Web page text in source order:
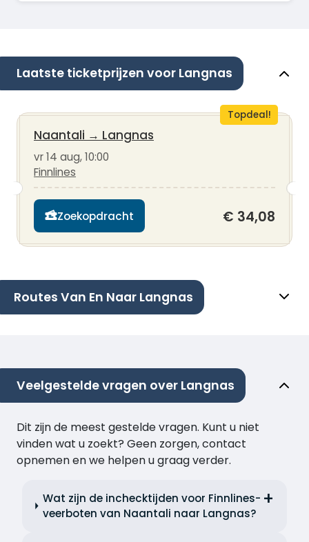
Laatste ticketprijzen voor Langnas
Topdeal!
Naantali → Langnas
vr 14 aug, 10:00
Finnlines
Zoekopdracht € 34,08
Routes Van En Naar Langnas
Veelgestelde vragen over Langnas
Dit zijn de meest gestelde vragen. Kunt u niet
vinden wat u zoekt? Geen zorgen, contact
opnemen en we helpen u graag verder.
Wat zijn de inchecktijden voor Finnlines-
veerboten van Naantali naar Langnas?